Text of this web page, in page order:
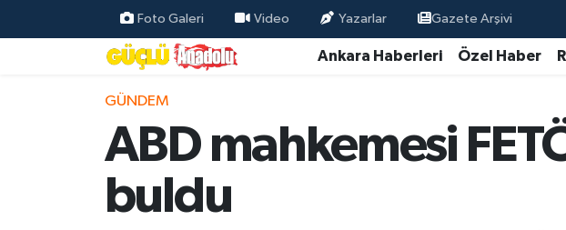
Foto Galeri Video Yazarlar Gazete Arşivi
Ankara Haberleri Özel Haber
GÜNDEM
ABD mahkemesi
buldu
Özel Haber
Resmi İlanlar
Ekonomi